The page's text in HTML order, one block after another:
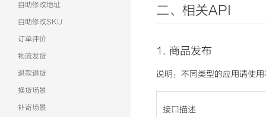
自助修改地址
自助修改SKU
订单评价
物流发货
退款退货
换货场景
补寄场景
二、相关API
1. 商品发布
说明：不同类型的应用请使
接口描述